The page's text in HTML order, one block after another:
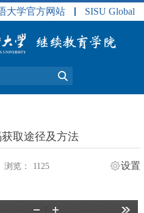
大学官方网站 SISU Global
取途径及方法
浏览： 1125 设置